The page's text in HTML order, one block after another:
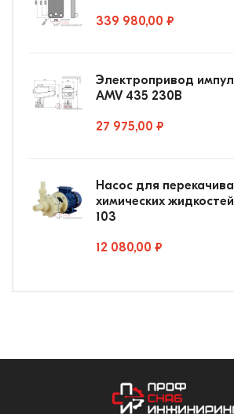
339 980,00 ₽
Электропривод
AMV 435 230В
27 975,00 ₽
Насос для
химических
103
12 080,00 ₽